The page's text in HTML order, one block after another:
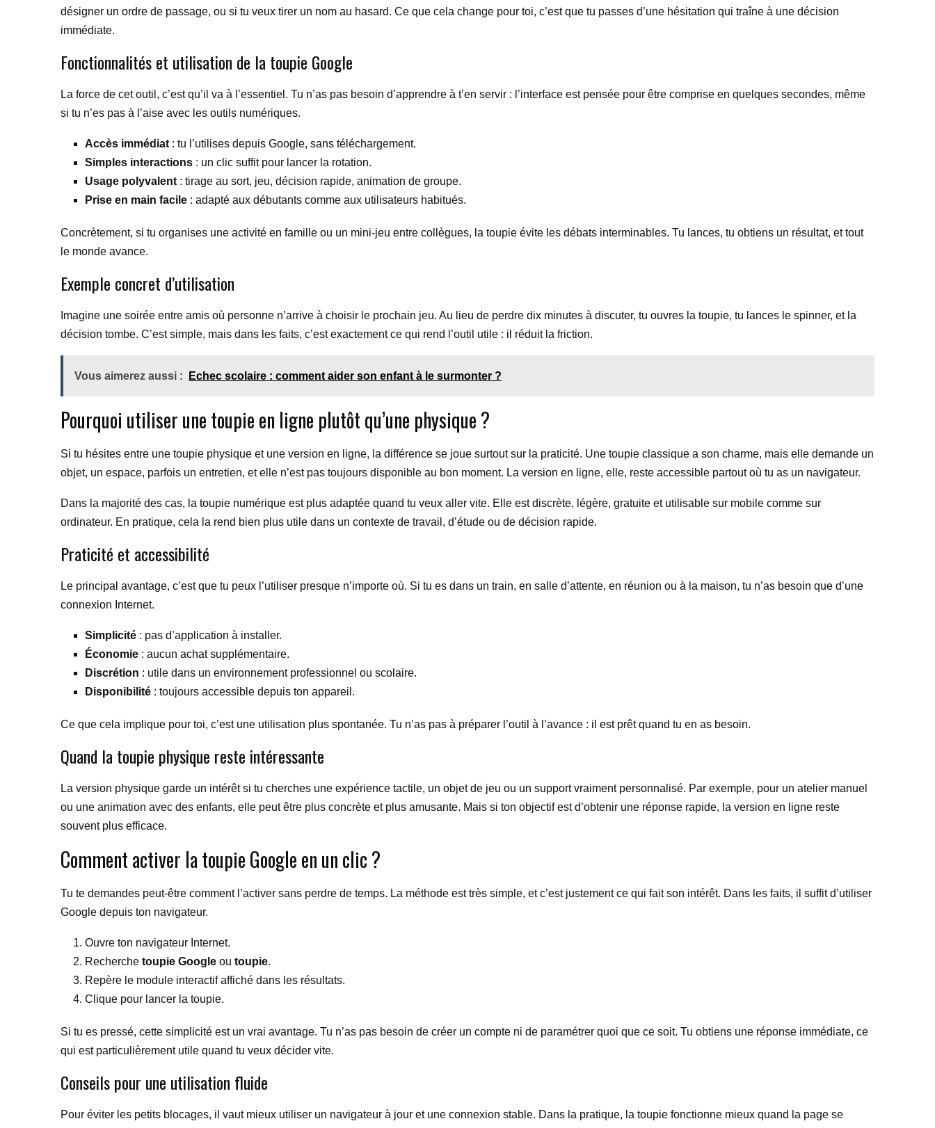
désigner un ordre de passage, ou si tu veux tirer un nom au hasard. Ce que cela change pour toi, c’est que tu passes d’une hésitation qui traîne à une décision
immédiate.
Fonctionnalités et utilisation de la toupie Google
La force de cet outil, c’est qu’il va à l’essentiel. Tu n’as pas besoin d’apprendre à t’en servir : l’interface est pensée pour être comprise en quelques secondes, même
si tu n’es pas à l’aise avec les outils numériques.
Accès immédiat : tu l’utilises depuis Google, sans téléchargement.
Simples interactions : un clic suffit pour lancer la rotation.
Usage polyvalent : tirage au sort, jeu, décision rapide, animation de groupe.
Prise en main facile : adapté aux débutants comme aux utilisateurs habitués.
Concrètement, si tu organises une activité en famille ou un mini-jeu entre collègues, la toupie évite les débats interminables. Tu lances, tu obtiens un résultat, et tout
le monde avance.
Exemple concret d’utilisation
Imagine une soirée entre amis où personne n’arrive à choisir le prochain jeu. Au lieu de perdre dix minutes à discuter, tu ouvres la toupie, tu lances le spinner, et la
décision tombe. C’est simple, mais dans les faits, c’est exactement ce qui rend l’outil utile : il réduit la friction.
Vous aimerez aussi : Echec scolaire : comment aider son enfant à le surmonter ?
Pourquoi utiliser une toupie en ligne plutôt qu’une physique ?
Si tu hésites entre une toupie physique et une version en ligne, la différence se joue surtout sur la praticité. Une toupie classique a son charme, mais elle demande un
objet, un espace, parfois un entretien, et elle n’est pas toujours disponible au bon moment. La version en ligne, elle, reste accessible partout où tu as un navigateur.
Dans la majorité des cas, la toupie numérique est plus adaptée quand tu veux aller vite. Elle est discrète, légère, gratuite et utilisable sur mobile comme sur
ordinateur. En pratique, cela la rend bien plus utile dans un contexte de travail, d’étude ou de décision rapide.
Praticité et accessibilité
Le principal avantage, c’est que tu peux l’utiliser presque n’importe où. Si tu es dans un train, en salle d’attente, en réunion ou à la maison, tu n’as besoin que d’une
connexion Internet.
Simplicité : pas d’application à installer.
Économie : aucun achat supplémentaire.
Discrétion : utile dans un environnement professionnel ou scolaire.
Disponibilité : toujours accessible depuis ton appareil.
Ce que cela implique pour toi, c’est une utilisation plus spontanée. Tu n’as pas à préparer l’outil à l’avance : il est prêt quand tu en as besoin.
Quand la toupie physique reste intéressante
La version physique garde un intérêt si tu cherches une expérience tactile, un objet de jeu ou un support vraiment personnalisé. Par exemple, pour un atelier manuel
ou une animation avec des enfants, elle peut être plus concrète et plus amusante. Mais si ton objectif est d’obtenir une réponse rapide, la version en ligne reste
souvent plus efficace.
Comment activer la toupie Google en un clic ?
Tu te demandes peut-être comment l’activer sans perdre de temps. La méthode est très simple, et c’est justement ce qui fait son intérêt. Dans les faits, il suffit d’utiliser
Google depuis ton navigateur.
Ouvre ton navigateur Internet.
Recherche toupie Google ou toupie.
Repère le module interactif affiché dans les résultats.
Clique pour lancer la toupie.
Si tu es pressé, cette simplicité est un vrai avantage. Tu n’as pas besoin de créer un compte ni de paramétrer quoi que ce soit. Tu obtiens une réponse immédiate, ce
qui est particulièrement utile quand tu veux décider vite.
Conseils pour une utilisation fluide
Pour éviter les petits blocages, il vaut mieux utiliser un navigateur à jour et une connexion stable. Dans la pratique, la toupie fonctionne mieux quand la page se